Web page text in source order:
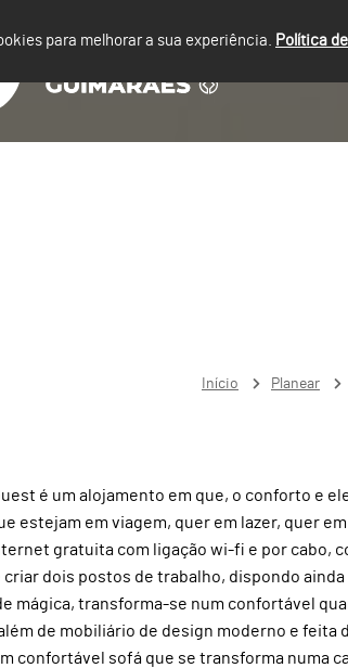
para melhorar a sua experiência. Política
Início Planear
é um alojamento em que, o conforto e
estejam em viagem, quer em lazer, quer
gratuita com ligação wi-fi e por cabo,
dois postos de trabalho, dispondo
mágica, transforma-se num confortável
de mobiliário de design moderno e feita
confortável sofá que se transforma numa